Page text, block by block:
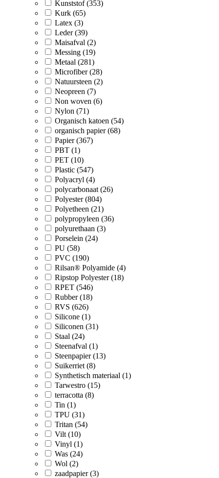
Kunststof (353)
Kurk (65)
Latex (3)
Leder (39)
Maisafval (2)
Messing (19)
Metaal (281)
Microfiber (28)
Natuursteen (2)
Neopreen (7)
Non woven (6)
Nylon (71)
Organisch katoen (54)
organisch papier (68)
Papier (367)
PBT (1)
PET (10)
Plastic (547)
Polyacryl (4)
polycarbonaat (26)
Polyester (804)
Polyetheen (21)
polypropyleen (36)
polyurethaan (3)
Porselein (24)
PU (58)
PVC (190)
Rilsan® Polyamide (4)
Ripstop Polyester (18)
RPET (546)
Rubber (18)
RVS (626)
Silicone (1)
Siliconen (31)
Staal (24)
Steenafval (1)
Steenpapier (13)
Suikerriet (8)
Synthetisch materiaal (1)
Tarwestro (15)
terracotta (8)
Tin (1)
TPU (31)
Tritan (54)
Vilt (10)
Vinyl (1)
Was (24)
Wol (2)
zaadpapier (3)